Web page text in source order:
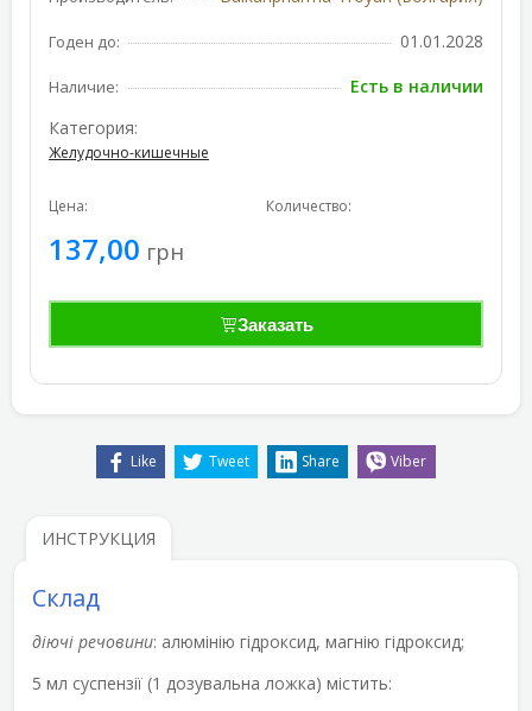
Годен до: 01.01.2028
Наличие:
Есть в наличии
Категория:
Желудочно-кишечные
Цена:
137,00 грн
Количество:
Заказать
Like Tweet Share Viber
ИНСТРУКЦИЯ
Склад
діючі речовини: алюмінію гідроксид, магнію гідроксид;
5 мл суспензії (1 дозувальна ложка) містить: